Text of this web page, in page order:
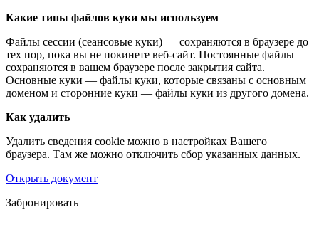
Какие типы файлов куки мы используем
Файлы сессии (сеансовые куки) — сохраняются в браузере до
тех пор, пока вы не покинете веб-сайт. Постоянные файлы —
сохраняются в вашем браузере после закрытия сайта.
Основные куки — файлы куки, которые связаны с основным
доменом и сторонние куки — файлы куки из другого домена.
Как удалить
Удалить сведения cookie можно в настройках Вашего
браузера. Там же можно отключить сбор указанных данных.
Открыть документ
Забронировать